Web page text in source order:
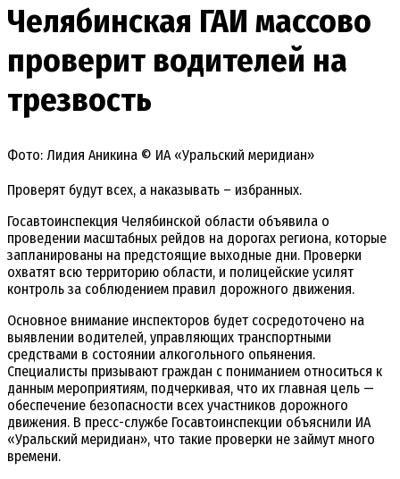
Челябинская ГАИ массово
проверит водителей на
трезвость
Фото: Лидия Аникина © ИА «Уральский меридиан»
Проверят будут всех, а наказывать – избранных.
Госавтоинспекция Челябинской области объявила о
проведении масштабных рейдов на дорогах региона, которые
запланированы на предстоящие выходные дни. Проверки
охватят всю территорию области, и полицейские усилят
контроль за соблюдением правил дорожного движения.
Основное внимание инспекторов будет сосредоточено на
выявлении водителей, управляющих транспортными
средствами в состоянии алкогольного опьянения.
Специалисты призывают граждан с пониманием относиться к
данным мероприятиям, подчеркивая, что их главная цель —
обеспечение безопасности всех участников дорожного
движения. В пресс-службе Госавтоинспекции объяснили ИА
«Уральский меридиан», что такие проверки не займут много
времени.